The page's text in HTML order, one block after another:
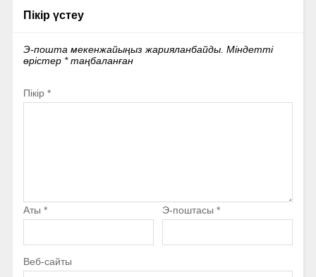
Пікір үстеу
Э-пошта мекенжайыңыз жарияланбайды. Міндетті
өрістер *таңбаланған
Пікір *
Аты * Э-поштасы *
Веб-сайты